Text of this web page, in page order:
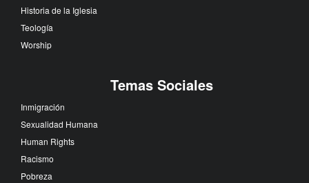
Historia de la Iglesia
Teología
Worship
Temas Sociales
Inmigración
Sexualidad Humana
Human Rights
Racismo
Pobreza